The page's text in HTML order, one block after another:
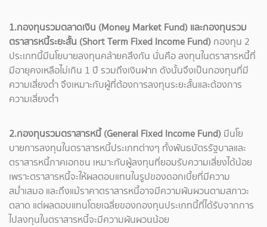
1.กองทุนรวมตลาดเงิน (Money Market Fund) และกองทุนรวม
ตราสารหนี้ระยะสั้น (Short Term Fixed Income Fund) กองทุน 2
ประเภทนี้มีนโยบายลงทุนคล้ายคลึงกัน นั่นคือ ลงทุนในตราสารหนี้ที่
มีอายุคงเหลือไม่เกิน 1 ปี รวมถึงเงินฝาก ดังนั้นจึงเป็นกองทุนที่มี
ความเสี่ยงต่ำ จึงเหมาะกับผู้ที่ต้องการลงทุนระยะสั้นและต้องการ
ความเสี่ยงต่ำ
2.กองทุนรวมตราสารหนี้ (General Fixed Income Fund) มีนโย
บายการลงทุนในตราสารหนี้ประเภทต่างๆ ทั้งพันธบัตรรัฐบาลและ
ตราสารหนี้ภาคเอกชน เหมาะกับผู้ลงทุนที่ยอมรับความเสี่ยงได้น้อย
เพราะตราสารหนี้จะให้ผลตอบแทนในรูปของดอกเบี้ยที่มีความ
สม่ำเสมอ และถึงแม้ราคาตราสารหนี้อาจมีความผันผวนตามสภาวะ
ตลาด แต่ผลตอบแทนโดยเฉลี่ยของกองทุนประเภทนี้ที่ได้รับจากการ
ไปลงทุนในตราสารหนี้จะมีความผันผวนน้อย